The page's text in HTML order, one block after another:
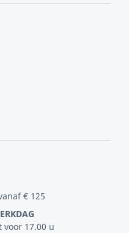
€ 125
17.00 u